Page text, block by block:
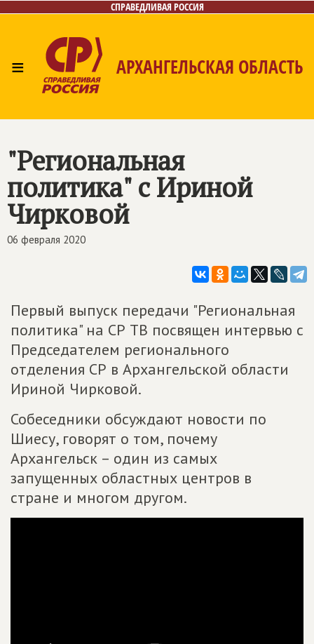
СПРАВЕДЛИВАЯ РОССИЯ
≡ АРХАНГЕЛЬСКАЯ ОБЛАСТЬ
"Региональная
политика" с Ириной
Чирковой
06 февраля 2020
Первый выпуск передачи "Региональная
политика" на СР ТВ посвящен интервью с
Председателем регионального
отделения СР в Архангельской области
Ириной Чирковой.
Собеседники обсуждают новости по
Шиесу, говорят о том, почему
Архангельск – один из самых
запущенных областных центров в
стране и многом другом.